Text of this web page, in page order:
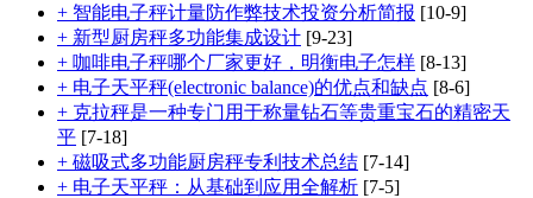
+ 智能电子秤计量防作弊技术投资分析简报 [10-9]
+ 新型厨房秤多功能集成设计 [9-23]
+ 咖啡电子秤哪个厂家更好，明衡电子怎样 [8-13]
+ 电子天平秤(electronic balance)的优点和缺点 [8-6]
+ 克拉秤是一种专门用于称量钻石等贵重宝石的精密天
平 [7-18]
+ 磁吸式多功能厨房秤专利技术总结 [7-14]
+ 电子天平秤：从基础到应用全解析 [7-5]